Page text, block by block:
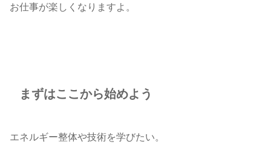
お仕事が楽しくなりますよ。
まずはここから始めよう
エネルギー整体や技術を学びたい。